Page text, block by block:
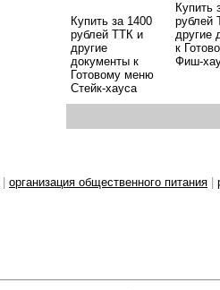
Купить за 1400
рублей ТТК и
другие
документы к
Готовому меню
Стейк-хауса
Купить
рублей
другие
к
Фиш-
организация общественного питания